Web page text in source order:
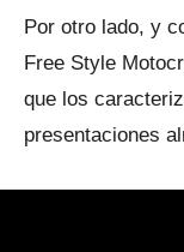
Por otro lado, y
Free Style
que los
presentaciones